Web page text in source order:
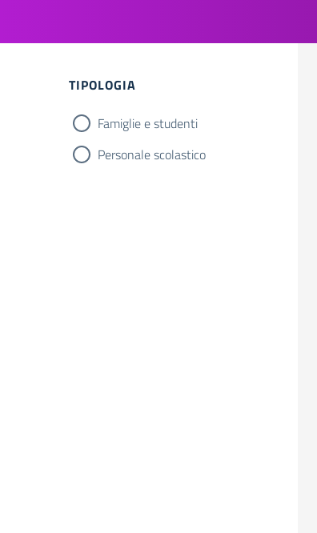
Filtri
TIPOLOGIA
Famiglie e studenti
Personale scolastico